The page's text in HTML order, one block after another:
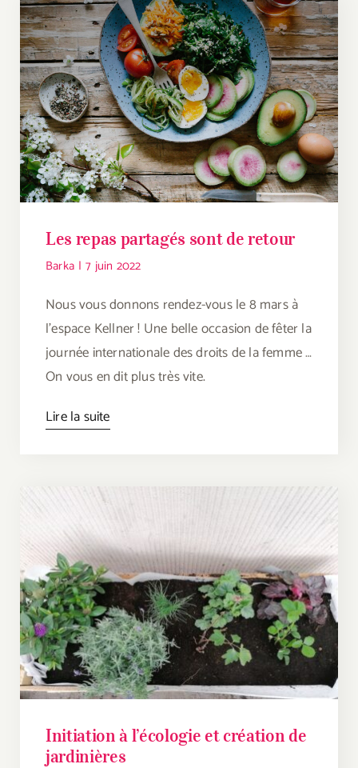
Les repas partagés sont de retour
Barka | 7 juin 2022
Nous vous donnons rendez-vous le 8 mars à
l’espace Kellner ! Une belle occasion de fêter la
journée internationale des droits de la femme …
On vous en dit plus très vite.
Lire la suite
Initiation à l’écologie et création de
jardinières